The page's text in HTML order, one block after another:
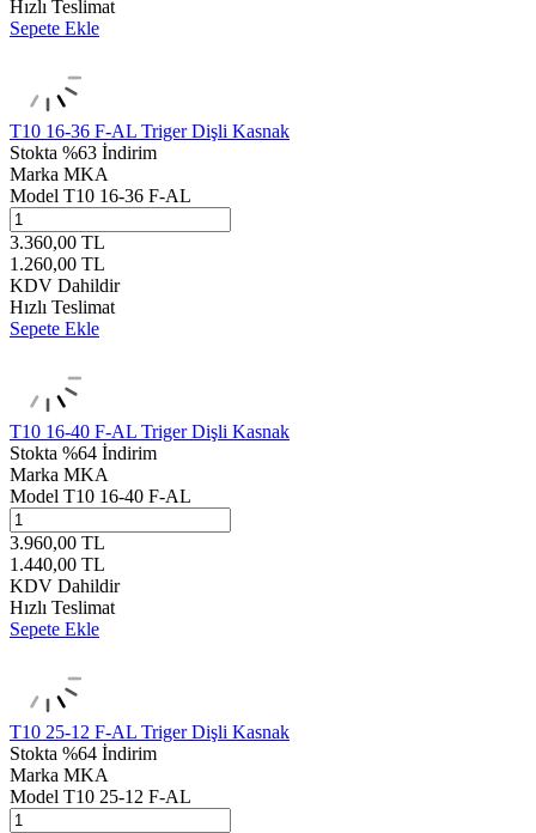
Hızlı Teslimat
Sepete Ekle
T10 16-36 F-AL Triger Dişli Kasnak
Stokta %63 İndirim
Marka MKA
Model T10 16-36 F-AL
3.360,00 TL
1.260,00 TL
KDV Dahildir
Hızlı Teslimat
Sepete Ekle
T10 16-40 F-AL Triger Dişli Kasnak
Stokta %64 İndirim
Marka MKA
Model T10 16-40 F-AL
3.960,00 TL
1.440,00 TL
KDV Dahildir
Hızlı Teslimat
Sepete Ekle
T10 25-12 F-AL Triger Dişli Kasnak
Stokta %64 İndirim
Marka MKA
Model T10 25-12 F-AL